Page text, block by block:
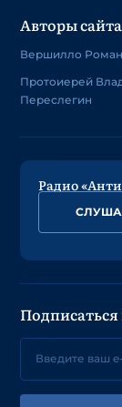
Авторы сайта
Вершилло
Протоиерей
Переслегин
Радио